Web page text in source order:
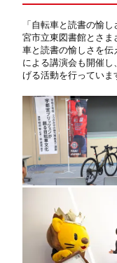
「自転車と読書の愉
宮市立東図書館とさ
車と読書の愉しさを
による講演会も開催
げる活動を行っていま